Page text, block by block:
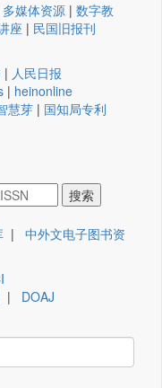
多媒体资源 | 数字教
座 | 民国旧报刊
| 人民日报
| heinonline
慧芽 | 国知局专利
| 中外文电子图书资
| DOAJ